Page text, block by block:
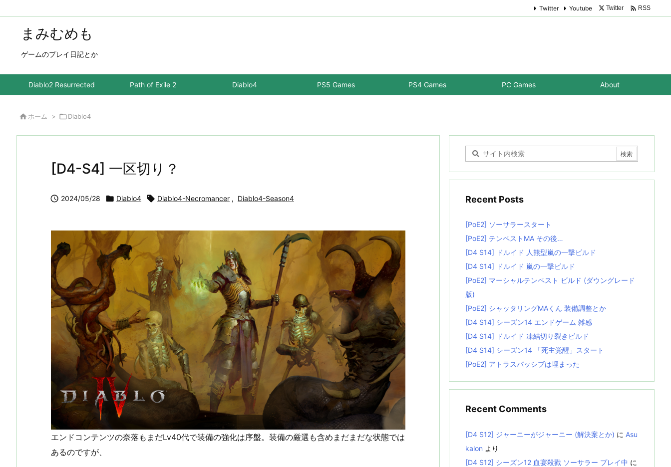
まみむめも
ゲームのプレイ日記とか
Diablo2 Resurrected Path of Exile 2 Diablo4 PS5 Games PS4 Games PC Games About
Twitter Youtube Twitter  RSS
 ホーム > Diablo4
[D4-S4] 一区切り？
 2024/05/28  Diablo4  Diablo4-Necromancer , Diablo4-Season4
エンドコンテンツの奈落もまだLv40代で装備の強化は序盤。装備の厳選も含めまだまだな状態では
あるのですが、
Recent Posts
[PoE2] ソーサラースタート
[PoE2] テンペストMA その後…
[D4 S14] ドルイド 人熊型嵐の一撃ビルド
[D4 S14] ドルイド 嵐の一撃ビルド
[PoE2] マーシャルテンペスト ビルド (ダウングレード
版)
[PoE2] シャッタリングMAくん 装備調整とか
[D4 S14] シーズン14 エンドゲーム 雑感
[D4 S14] ドルイド 凍結切り裂きビルド
[D4 S14] シーズン14 「死主覚醒」スタート
[PoE2] アトラスパッシブは埋まった
Recent Comments
[D4 S12] ジャーニーがジャーニー (解決案とか) に Asu
kalon より
[D4 S12] シーズン12 血宴殺戮 ソーサラー プレイ中 に